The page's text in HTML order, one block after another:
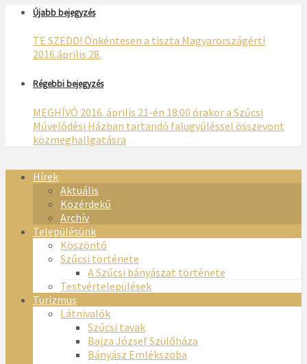
Újabb bejegyzés
TE SZEDD! Önkéntesen a tiszta Magyarországért!
2016.április 28.
Régebbi bejegyzés
MEGHÍVÓ 2016. április 21-én 18:00 órakor a Szűcsi
Művelődési Házban tartandó falugyűléssel összevont
közmeghallgatásra
Hírek
Aktuális
Közérdekű
Archív
Településünk
Köszöntő
Szűcsi története
A Szűcsi bányászat története
Testvértelepülések
Turizmus
Látnivalók
Szűcsi tavak
Bajza József Szülőháza
Bányász Emlékszoba